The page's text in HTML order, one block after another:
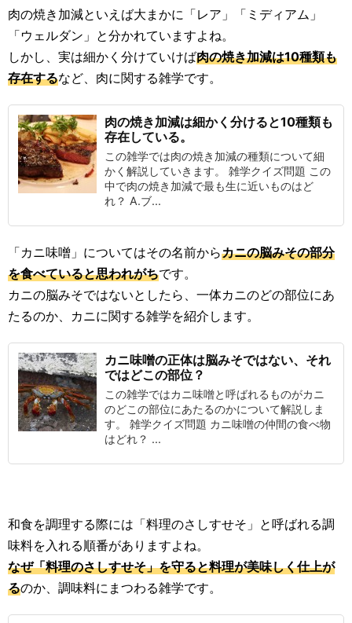
肉の焼き加減といえば大まかに「レア」「ミディアム」
「ウェルダン」と分かれていますよね。
しかし、実は細かく分けていけば肉の焼き加減は10種類も
存在するなど、肉に関する雑学です。
肉の焼き加減は細かく分けると10種類も
存在している。
この雑学では肉の焼き加減の種類について細
かく解説していきます。 雑学クイズ問題 この
中で肉の焼き加減で最も生に近いものはど
れ？ A.ブ...
「カニ味噌」についてはその名前からカニの脳みその部分
を食べていると思われがちです。
カニの脳みそではないとしたら、一体カニのどの部位にあ
たるのか、カニに関する雑学を紹介します。
カニ味噌の正体は脳みそではない、それ
ではどこの部位？
この雑学ではカニ味噌と呼ばれるものがカニ
のどこの部位にあたるのかについて解説しま
す。 雑学クイズ問題 カニ味噌の仲間の食べ物
はどれ？ ...
和食を調理する際には「料理のさしすせそ」と呼ばれる調
味料を入れる順番がありますよね。
なぜ「料理のさしすせそ」を守ると料理が美味しく仕上が
るのか、調味料にまつわる雑学です。